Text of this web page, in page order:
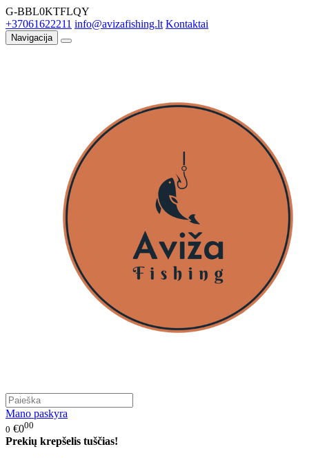
G-BBL0KTFLQY
+37061622211 info@avizafishing.lt Kontaktai
Navigacija
Mano paskyra
0 €000
Prekių krepšelis tuščias!